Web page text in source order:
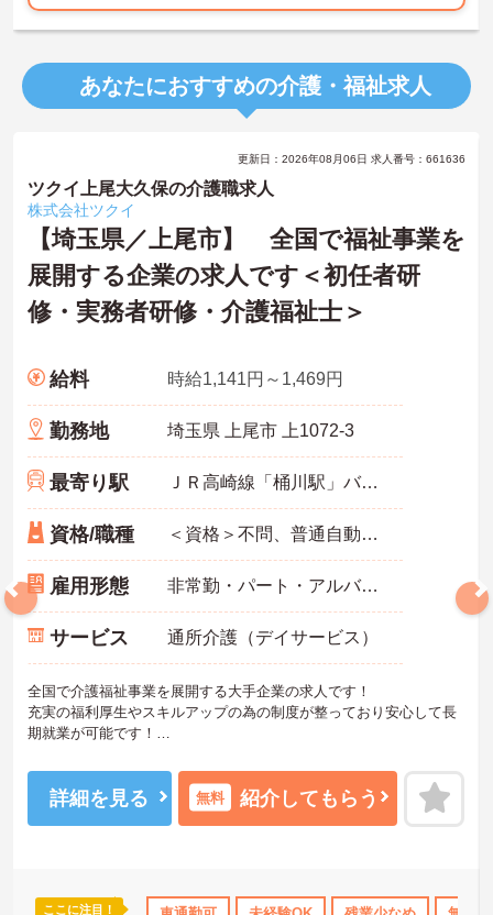
あなたにおすすめの介護・福祉求人
更新日：2026年08月06日 求人番号：661636
ツクイ上尾大久保の介護職求人
株式会社ツクイ
【埼玉県／上尾市】 全国で福祉事業を
展開する企業の求人です＜初任者研
修・実務者研修・介護福祉士＞
給料 時給1,141円～1,469円
勤務地 埼玉県 上尾市 上1072-3
最寄り駅 ＪＲ高崎線「桶川駅」バス・車5分
資格/職種 ＜資格＞不問、普通自動車運転免許(AT限定可) 必須 ＜経験＞不問 ※無資格者:入社半年以内に会社負担で認知症介護基礎研修受講
雇用形態 非常勤・パート・アルバイト
サービス 通所介護（デイサービス）
全国で介護福祉事業を展開する大手企業の求人です！
充実の福利厚生やスキルアップの為の制度が整っており安心して長
期就業が可能です！
すのでお気軽にご相談ください。
詳細を見る 無料 紹介してもらう
ここに注目！